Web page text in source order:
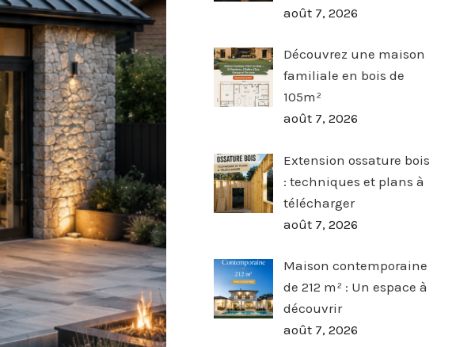
août 7, 2026
Découvrez une maison
familiale en bois de
105m²
août 7, 2026
Extension ossature bois
: techniques et plans à
télécharger
août 7, 2026
Maison contemporaine
de 212 m² : Un espace à
découvrir
août 7, 2026